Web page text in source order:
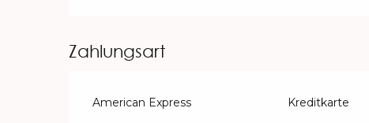
Zahlungsart
American Express Kreditkarte